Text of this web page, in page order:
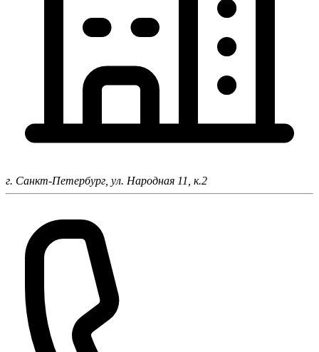
г. Санкт-Петербург, ул. Народная 11, к.2